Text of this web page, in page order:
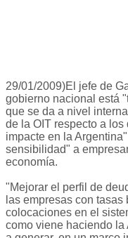
29/01/2009)El jefe de
gobierno nacional está
que se da a nivel
de la OIT respecto a
impacte en la
sensibilidad" a
economía.
"Mejorar el perfil de
las empresas con
colocaciones en el
como viene haciendo